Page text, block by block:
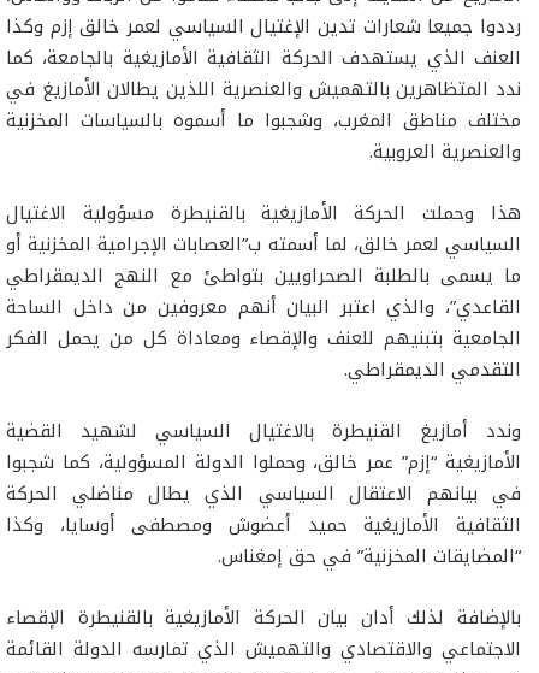
رددوا جميعا شعارات تدين الإغتيال السياسي لعمر خالق إزم وكذا
العنف الذي يستهدف الحركة الثقافية الأمازيغية بالجامعة، كما
ندد المتظاهرين بالتهميش والعنصرية اللذين يطالان الأمازيغ في
مختلف مناطق المغرب، وشجبوا ما أسموه بالسياسات المخزنية
والعنصرية العروبية.
هذا وحملت الحركة الأمازيغية بالقنيطرة مسؤولية الاغتيال
السياسي لعمر خالق، لما أسمته ب”العصابات الإجرامية المخزنية أو
ما يسمى بالطلبة الصحراويين بتواطئ مع النهج الديمقراطي
القاعدي”، والذي اعتبر البيان أنهم معروفين من داخل الساحة
الجامعية بتبنيهم للعنف والإقصاء ومعاداة كل من يحمل الفكر
التقدمي الديمقراطي.
وندد أمازيغ القنيطرة بالاغتيال السياسي لشهيد القضية
الأمازيغية “إزم” عمر خالق، وحملوا الدولة المسؤولية، كما شجبوا
في بيانهم الاعتقال السياسي الذي يطال مناضلي الحركة
الثقافية الأمازيغية حميد أعضوش ومصطفى أوسايا، وكذا
“المضايقات المخزنية” في حق إمغناس.
بالإضافة لذلك أدان بيان الحركة الأمازيغية بالقنيطرة الإقصاء
الاجتماعي والاقتصادي والتهميش الذي تمارسه الدولة القائمة